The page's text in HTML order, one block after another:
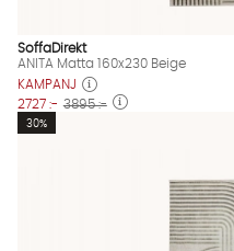
SoffaDirekt
ANITA Matta 160x230 Beige
KAMPANJ
2727 :- 3895 :-
30%